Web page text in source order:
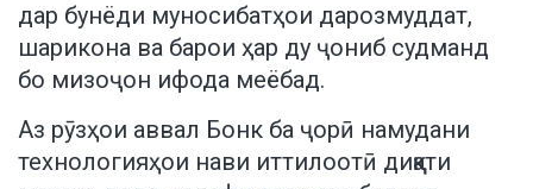
дар бунёди муносибатҳои дарозмуддат,
шарикона ва барои ҳар ду ҷониб судманд
бо мизоҷон ифода меёбад.
Аз рӯзҳои аввал Бонк ба ҷорӣ намудани
технологияҳои нави иттилоотӣ диққати